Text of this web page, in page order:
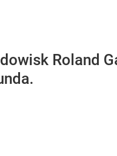
Roland